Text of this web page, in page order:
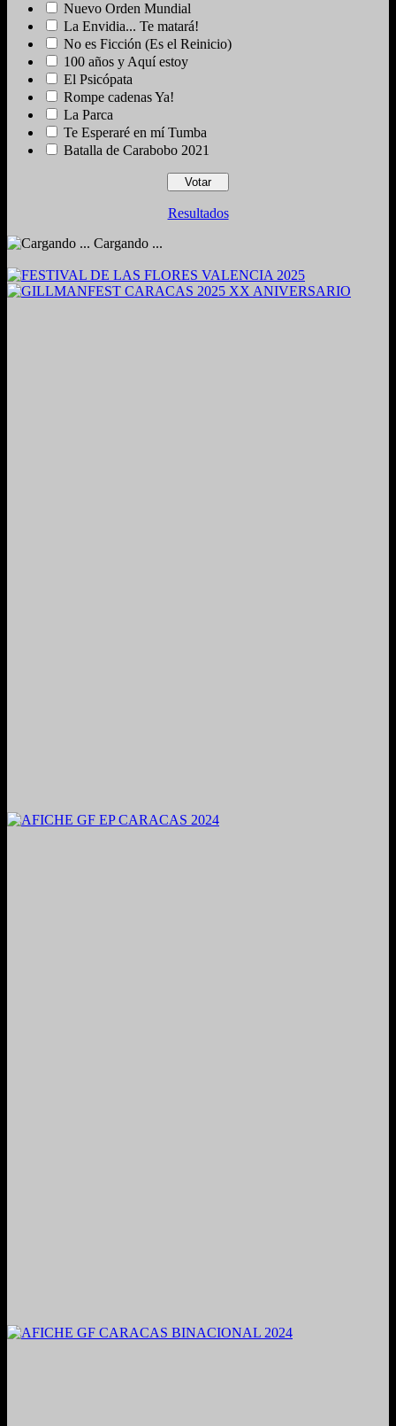
Nuevo Orden Mundial
La Envidia... Te matará!
No es Ficción (Es el Reinicio)
100 años y Aquí estoy
El Psicópata
Rompe cadenas Ya!
La Parca
Te Esperaré en mí Tumba
Batalla de Carabobo 2021
Resultados
Cargando ...